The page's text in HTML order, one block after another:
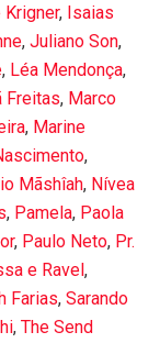
Krigner, Isaias
, Juliano Son,
, Léa Mendonça,
Freitas, Marco
, Marine
,
Mãshîah, Nívea
, Pamela, Paola
, Paulo Neto, Pr.
e Ravel,
Farias, Sarando
, The Send